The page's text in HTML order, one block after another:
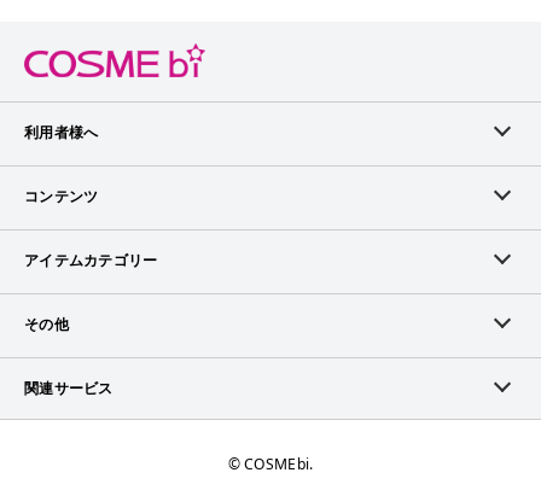
利用者様へ
メンバーログイン
メンバー会員について
アイテム掲載リクエスト
コンテンツ
ランキング
ブランドから探す
ピックアップ特集
アイテムカテゴリー
スキンケア
その他
お問い合わせ（ブランド様）
関連サービス
©︎ COSMEbi.